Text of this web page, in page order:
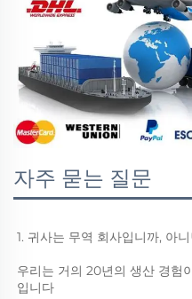
자주 묻는 질문
1. 귀사는 무역 회사입니까, 아
우리는 거의 20년의 생산 경험
입니다